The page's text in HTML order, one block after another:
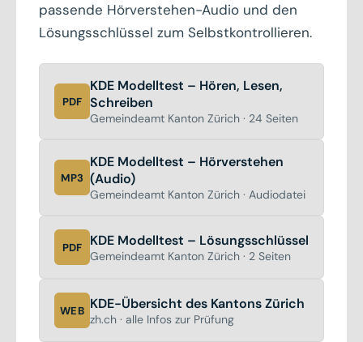
passende Hörverstehen-Audio und den
Lösungsschlüssel zum Selbstkontrollieren.
PDF
KDE Modelltest – Hören, Lesen,
Schreiben
Gemeindeamt Kanton Zürich · 24 Seiten
MP3
KDE Modelltest – Hörverstehen
(Audio)
Gemeindeamt Kanton Zürich · Audiodatei
PDF KDE Modelltest – Lösungsschlüssel
Gemeindeamt Kanton Zürich · 2 Seiten
WEB KDE-Übersicht des Kantons Zürich
zh.ch · alle Infos zur Prüfung